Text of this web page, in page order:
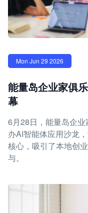
Mon Jun 29 2026
能量岛企业家俱
幕
6月28日，能量岛企
办AI智能体应用沙龙
核心，吸引了本地创
与。